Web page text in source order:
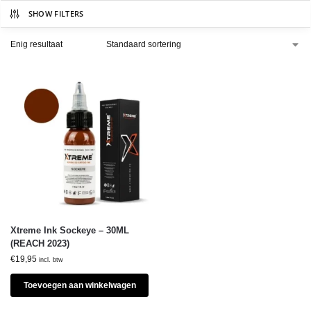
SHOW FILTERS
Enig resultaat
Xtreme Ink Sockeye – 30ML
(REACH 2023)
€19,95 incl. btw
Toevoegen aan winkelwagen